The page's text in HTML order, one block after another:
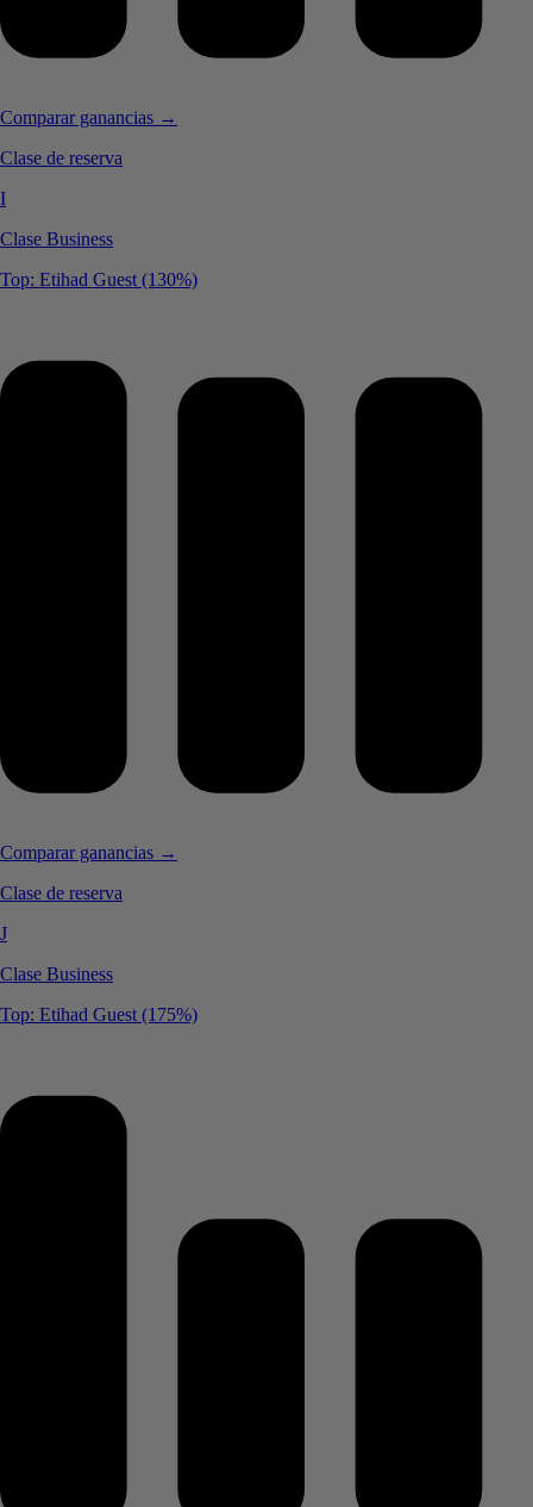
Comparar ganancias →
Clase de reserva
I
Clase Business
Top: Etihad Guest (130%)
Comparar ganancias →
Clase de reserva
J
Clase Business
Top: Etihad Guest (175%)